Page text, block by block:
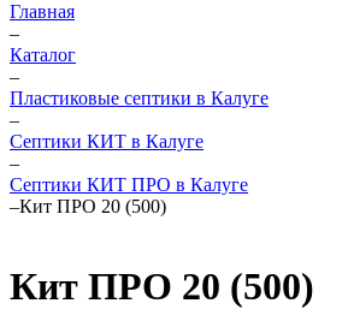
Главная
–
Каталог
–
Пластиковые септики в Калуге
–
Септики КИТ в Калуге
–
Септики КИТ ПРО в Калуге
–Кит ПРО 20 (500)
Кит ПРО 20 (500)